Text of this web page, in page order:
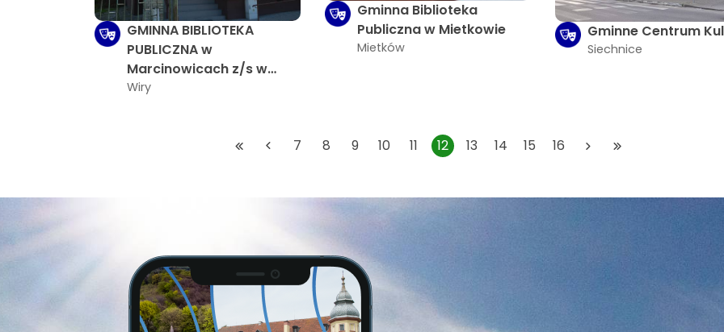
GMINNA BIBLIOTEKA
PUBLICZNA w
Marcinowicach z/s w
Wirach
Wiry
Gminna Biblioteka
Publiczna w Mietkowie
Mietków
Gminne Centrum
Siechnice
7 8 9 10 11 12 13 14 15 16